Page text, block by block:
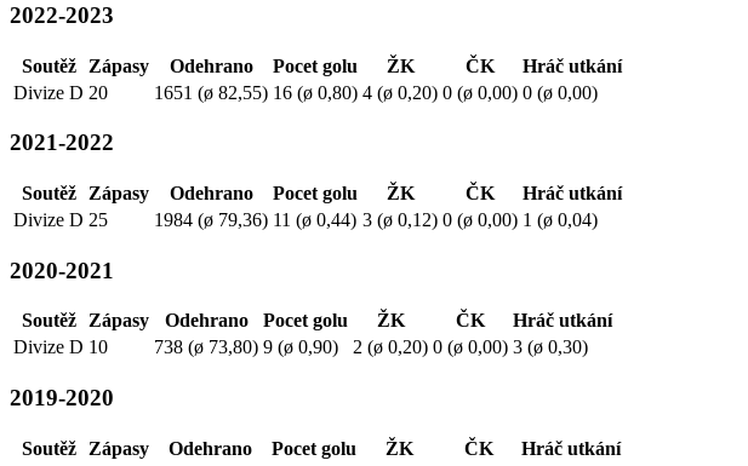
2022-2023
Soutěž Zápasy Odehrano Pocet golu ŽK ČK
Hráč utkání
Divize D 20 1651 (ø 82,55) 16 (ø 0,80) 4 (ø 0,20) 0 (ø 0,00) 0 (ø 0,00)
2021-2022
Soutěž Zápasy Odehrano Pocet golu ŽK ČK
Hráč utkání
Divize D 25 1984 (ø 79,36) 11 (ø 0,44) 3 (ø 0,12) 0 (ø 0,00) 1 (ø 0,04)
2020-2021
Soutěž Zápasy Odehrano Pocet golu ŽK ČK
Hráč utkání
Divize D 10 738 (ø 73,80) 9 (ø 0,90) 2 (ø 0,20) 0 (ø 0,00) 3 (ø 0,30)
2019-2020
Soutěž Zápasy Odehrano Pocet golu ŽK ČK
Hráč utkání